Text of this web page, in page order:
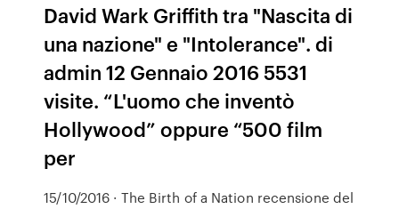
David Wark Griffith tra "Nascita di
una nazione" e "Intolerance". di
admin 12 Gennaio 2016 5531
visite. “L'uomo che inventò
Hollywood” oppure “500 film
per
15/10/2016 · The Birth of a Nation recensione del